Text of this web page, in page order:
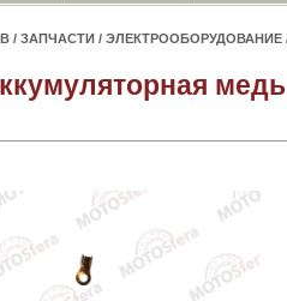
/ ЗАПЧАСТИ / ЭЛЕКТРООБОРУДОВАНИЕ